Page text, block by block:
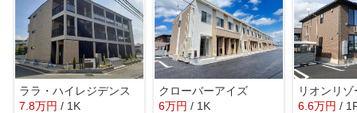
ララ・ハイレジデンス
7.8万円 / 1K
クローバーアイズ
6万円 / 1K
リオンリ
6.6万円 /